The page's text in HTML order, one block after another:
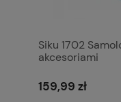
Siku 1702
akcesoriami
159,99 zł